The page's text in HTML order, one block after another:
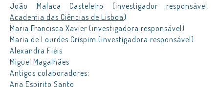
João Malaca Casteleiro (investigador responsável,
Academia das Ciências de Lisboa)
Maria Francisca Xavier (investigadora responsável)
Maria de Lourdes Crispim (investigadora responsável)
Alexandra Fiéis
Miguel Magalhães
Antigos colaboradores:
Ana Espírito Santo